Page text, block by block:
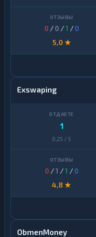
0 / 0 /1 /0
5,0 ★
Exswaping
1
0,25 / 5
0 /1 /1 /0
4,8 ★
ObmenMoney